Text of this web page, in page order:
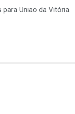
Uniao da Vitória.